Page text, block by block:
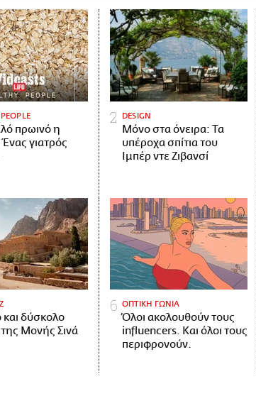
πρωινό η
γιατρός
DESIGN
Μόνο στα όνειρα: Τα
υπέροχα σπίτια του
Ιμπέρ ντε Ζιβανσί
και δύσκολο
Μονής Σινά
ΟΠΤΙΚΗ ΓΩΝΙΑ
Όλοι ακολουθούν τους
influencers. Και όλοι τους
περιφρονούν.